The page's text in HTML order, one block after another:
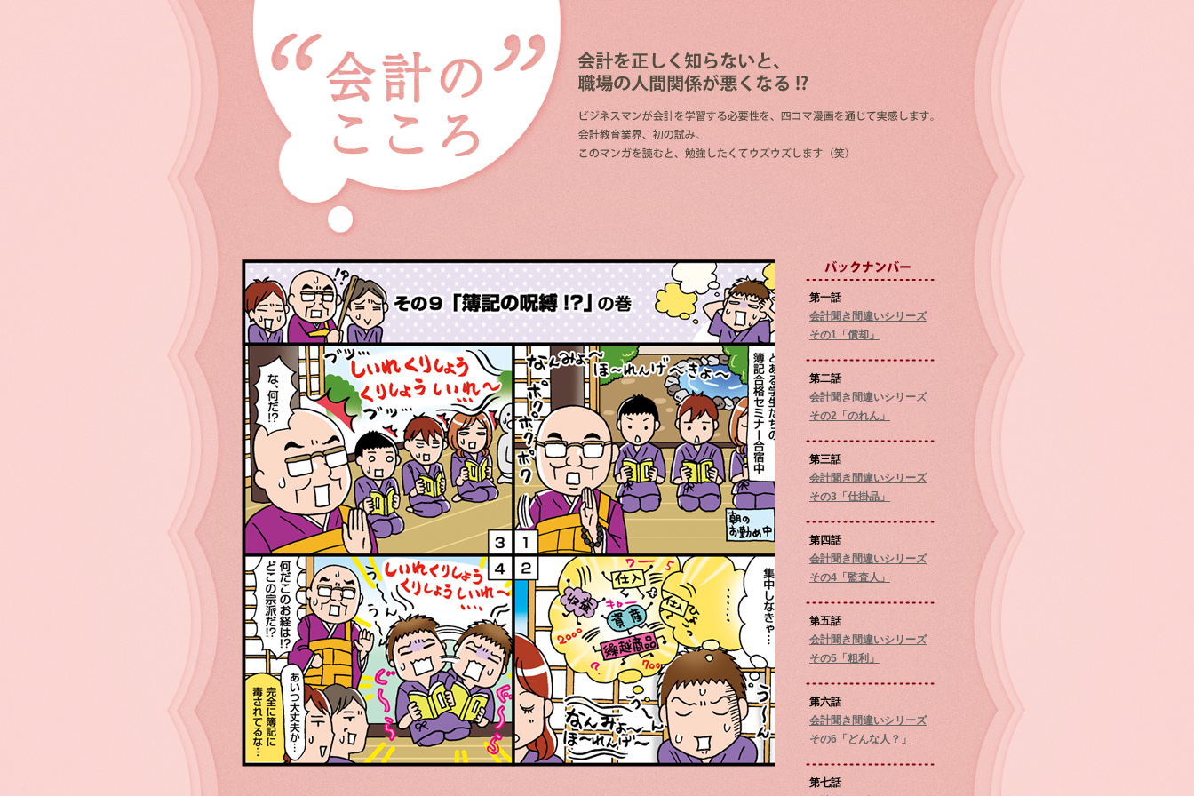
第一話
会計聞き間違いシリーズ
その1「償却」
第二話
会計聞き間違いシリーズ
その2「のれん」
第三話
会計聞き間違いシリーズ
その3「仕掛品」
第四話
会計聞き間違いシリーズ
その4「監査人」
第五話
会計聞き間違いシリーズ
その5「粗利」
第六話
会計聞き間違いシリーズ
その6「どんな人？」
第七話